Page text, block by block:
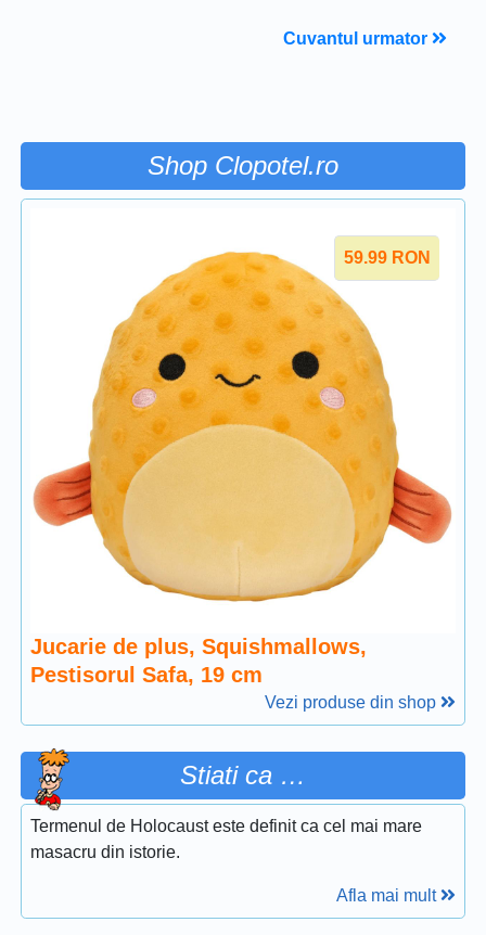
Cuvantul urmator
Shop Clopotel.ro
59.99 RON
Jucarie de plus, Squishmallows,
Pestisorul Safa, 19 cm
Vezi produse din shop
Stiati ca …
Termenul de Holocaust este definit ca cel mai mare
masacru din istorie.
Afla mai mult